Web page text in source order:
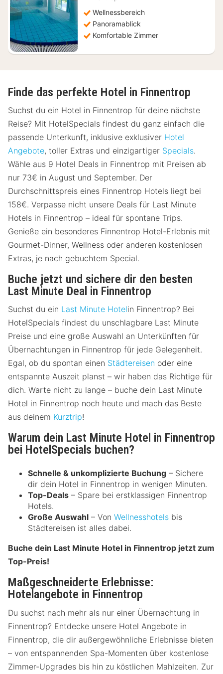
€
Wellnessbereich
Panoramablick
Komfortable Zimmer
Finde das perfekte Hotel in Finnentrop
Suchst du ein Hotel in Finnentrop für deine nächste
Reise? Mit HotelSpecials findest du ganz einfach die
passende Unterkunft, inklusive exklusiver Hotel
Angebote, toller Extras und einzigartiger Specials.
Wähle aus 9 Hotel Deals in Finnentrop mit Preisen ab
nur 73€ in August und September. Der
Durchschnittspreis eines Finnentrop Hotels liegt bei
158€. Verpasse nicht unsere Deals für Last Minute
Hotels in Finnentrop – ideal für spontane Trips.
Genieße ein besonderes Finnentrop Hotel-Erlebnis mit
Gourmet-Dinner, Wellness oder anderen kostenlosen
Extras, je nach gebuchtem Special.
Buche jetzt und sichere dir den besten
Last Minute Deal in Finnentrop
Suchst du ein Last Minute Hotelin Finnentrop? Bei
HotelSpecials findest du unschlagbare Last Minute
Preise und eine große Auswahl an Unterkünften für
Übernachtungen in Finnentrop für jede Gelegenheit.
Egal, ob du spontan einen Städtereisen oder eine
entspannte Auszeit planst – wir haben das Richtige für
dich. Warte nicht zu lange – buche dein Last Minute
Hotel in Finnentrop noch heute und mach das Beste
aus deinem Kurztrip!
Warum dein Last Minute Hotel in Finnentrop
bei HotelSpecials buchen?
Schnelle & unkomplizierte Buchung – Sichere
dir dein Hotel in Finnentrop in wenigen Minuten.
Top-Deals – Spare bei erstklassigen Finnentrop
Hotels.
Große Auswahl – Von Wellnesshotels bis
Städtereisen ist alles dabei.
Buche dein Last Minute Hotel in Finnentrop jetzt zum
Top-Preis!
Maßgeschneiderte Erlebnisse:
Hotelangebote in Finnentrop
Du suchst nach mehr als nur einer Übernachtung in
Finnentrop? Entdecke unsere Hotel Angebote in
Finnentrop, die dir außergewöhnliche Erlebnisse bieten
– von entspannenden Spa-Momenten über kostenlose
Zimmer-Upgrades bis hin zu köstlichen Mahlzeiten. Zur